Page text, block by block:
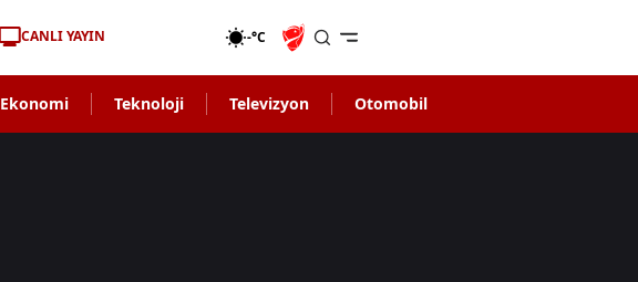
CANLI YAYIN -°C
Ekonomi Teknoloji Televizyon Otomobil